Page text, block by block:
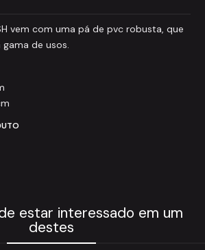
vem com uma pá de pvc robusta, que
de usos.
estar interessado em um
destes